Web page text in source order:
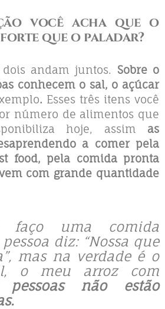
você acha que o
que o paladar?
andam juntos. Sobre o
conhecem o sal, o açúcar
. Esses três itens você
número de alimentos que
hoje, assim as
a comer pela
food, pela comida pronta
com grande quantidade
faço uma comida
diz: “Nossa que
mas na verdade é o
o meu arroz com
pessoas não estão